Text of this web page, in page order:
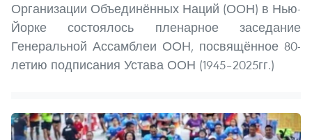
Организации Объединённых Наций (ООН) в Нью-
Йорке состоялось пленарное заседание
Генеральной Ассамблеи ООН, посвящённое 80-
летию подписания Устава ООН (1945–2025гг.)